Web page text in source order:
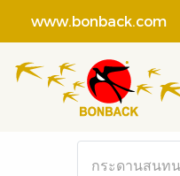
www.bonback.com
กระดานสนท